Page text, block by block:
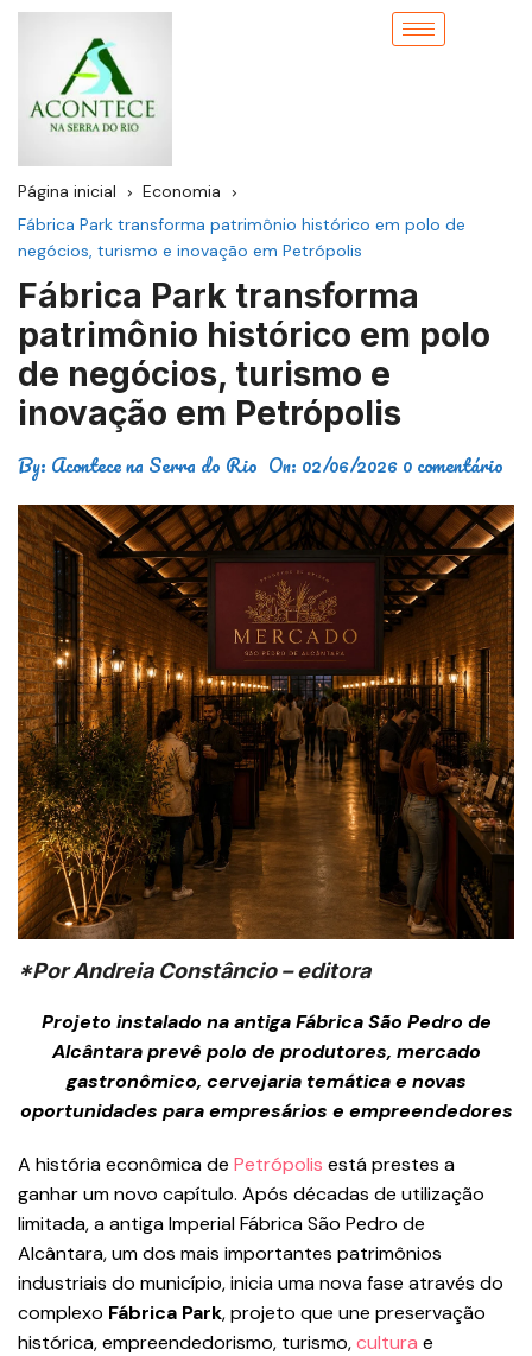
Página inicial
Economia
Fábrica Park transforma patrimônio histórico em polo de
negócios, turismo e inovação em Petrópolis
Fábrica Park transforma
patrimônio histórico em polo
de negócios, turismo e
inovação em Petrópolis
By: Acontece na Serra do Rio On: 02/06/20260 comentário
*Por Andreia Constâncio – editora
Projeto instalado na antiga Fábrica São Pedro de
Alcântara prevê polo de produtores, mercado
gastronômico, cervejaria temática e novas
oportunidades para empresários e empreendedores
A história econômica de Petrópolis está prestes a
ganhar um novo capítulo. Após décadas de utilização
limitada, a antiga Imperial Fábrica São Pedro de
Alcântara, um dos mais importantes patrimônios
industriais do município, inicia uma nova fase através do
complexo Fábrica Park, projeto que une preservação
histórica, empreendedorismo, turismo,cultura e